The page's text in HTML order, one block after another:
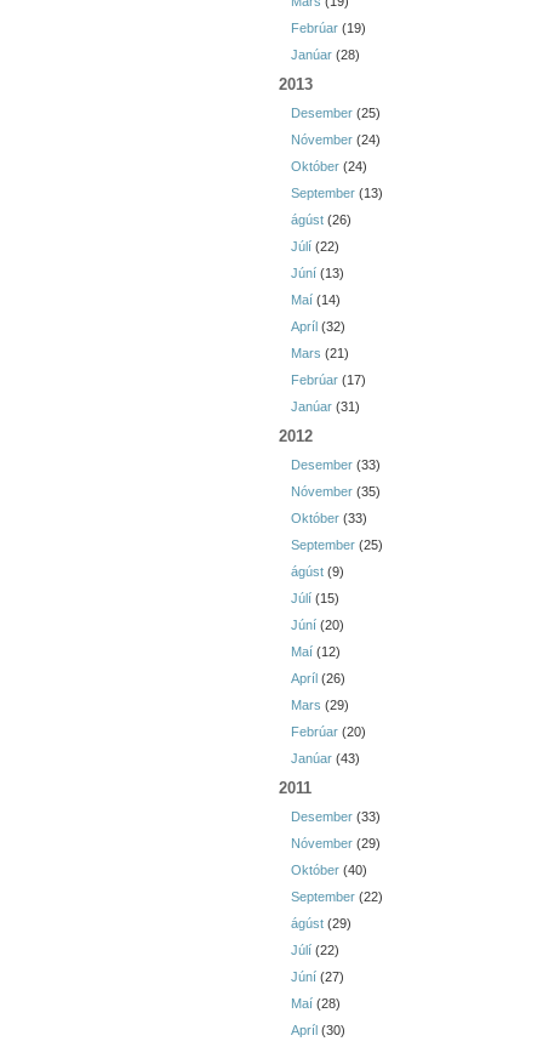
Febrúar (19)
Janúar (28)
2013
Desember (25)
Nóvember (24)
Október (24)
September (13)
ágúst (26)
Júlí (22)
Júní (13)
Maí (14)
Apríl (32)
Mars (21)
Febrúar (17)
Janúar (31)
2012
Desember (33)
Nóvember (35)
Október (33)
September (25)
ágúst (9)
Júlí (15)
Júní (20)
Maí (12)
Apríl (26)
Mars (29)
Febrúar (20)
Janúar (43)
2011
Desember (33)
Nóvember (29)
Október (40)
September (22)
ágúst (29)
Júlí (22)
Júní (27)
Maí (28)
Apríl (30)